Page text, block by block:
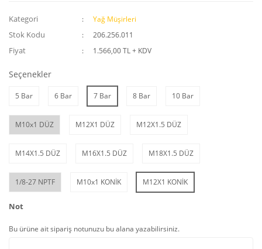
Kategori Yağ Müşirleri
Stok Kodu 206.256.011
Fiyat 1.566,00 TL + KDV
Seçenekler
5 Bar 6 Bar 7 Bar 8 Bar 10 Bar
M10x1 DÜZ M12X1 DÜZ M12X1.5 DÜZ
M14X1.5 DÜZ M16X1.5 DÜZ M18X1.5 DÜZ
1/8-27 NPTF M10x1 KONİK M12X1 KONİK
Not
Bu ürüne ait sipariş notunuzu bu alana yazabilirsiniz.